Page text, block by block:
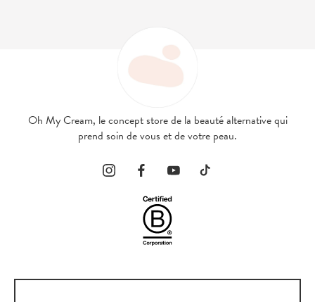
Oh My Cream, le concept store de la beauté alternative qui
prend soin de vous et de votre peau.